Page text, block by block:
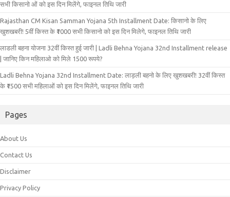
सभी किसानो ओं को इस दिन मिलेंगे, फाइनल तिथि जारी
Rajasthan CM Kisan Samman Yojana 5th Installment Date: किसानो के लिए
खुशखबरी! 5वीं किस्त के ₹1000 सभी किसानो को इस दिन मिलेगे, फाइनल तिथि जारी
लाडली बहना योजना 32वीं किस्त हुई जारी | Ladli Behna Yojana 32nd Installment release
| जानिए किन महिलाओ को मिले 1500 रूपये?
Ladli Behna Yojana 32nd Installment Date: लाड़ली बहनो के लिए खुशखबरी! 32वीं किस्त
के ₹1500 सभी महिलाओं को इस दिन मिलेंगे, फाइनल तिथि जारी
Pages
About Us
Contact Us
Disclaimer
Privacy Policy